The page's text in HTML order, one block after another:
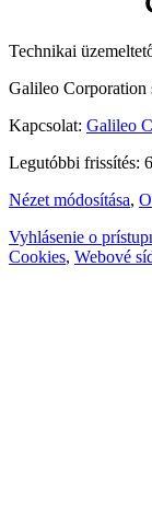
Technikai
Galileo Corporation
Kapcsolat: Galileo
Legutóbbi frissítés:
Nézet módosítása,
Vyhlásenie o
Cookies, Webové